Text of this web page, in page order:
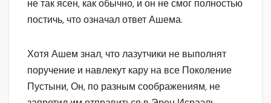
не так ясен, как обычно, и он не смог полностью
постичь, что означал ответ Ашема.
Хотя Ашем знал, что лазутчики не выполнят
поручение и навлекут кару на все Поколение
Пустыни, Он, по разным соображениям, не